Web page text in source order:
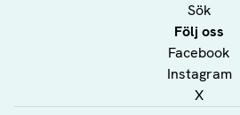
Sök
Följ oss
Facebook
Instagram
X